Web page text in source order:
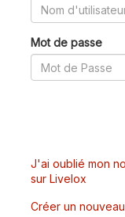
Mot de passe
J'ai oublié mon
sur Livelox
Créer un